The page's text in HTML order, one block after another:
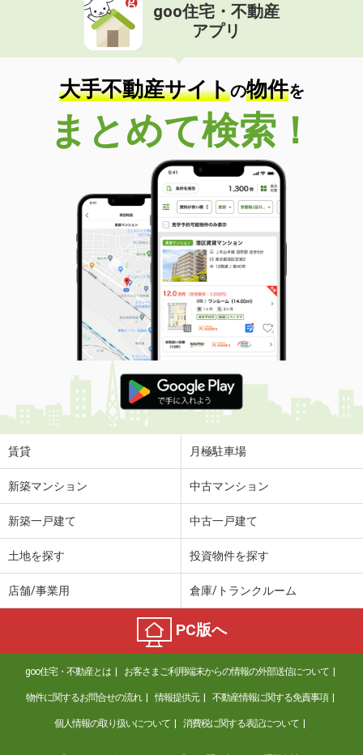
goo住宅・不動産
アプリ
大手不動産サイトの物件を
まとめて検索！
賃貸 月極駐車場
新築マンション 中古マンション
新築一戸建て 中古一戸建て
土地を探す 投資物件を探す
店舗/事業用 倉庫/トランクルーム
PC版へ
goo住宅・不動産とは お客さまご利用端末からの情報の外部送信について
物件に関するお問合せの流れ 情報提供元 不動産情報に関する免責事項
個人情報の取り扱いについて 消費税に関する表記について